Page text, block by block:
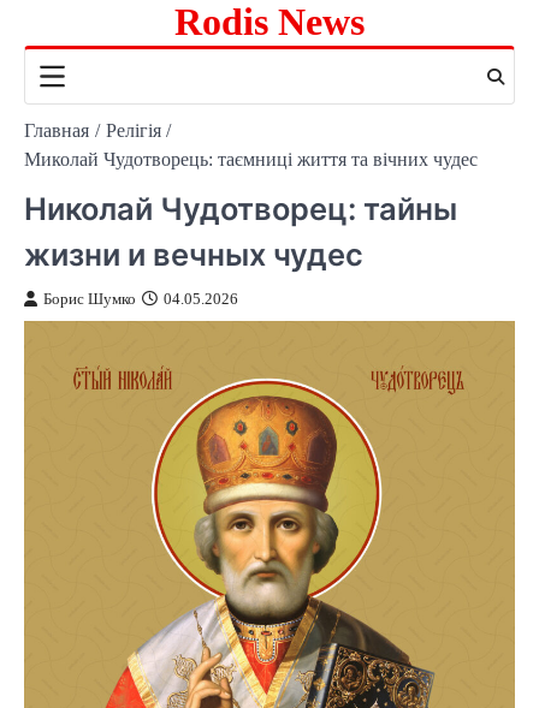
содержимому
Rodis News
Главная
Релігія
Миколай Чудотворець: таємниці життя та вічних чудес
Николай Чудотворец: тайны
жизни и вечных чудес
Борис Шумко 04.05.2026